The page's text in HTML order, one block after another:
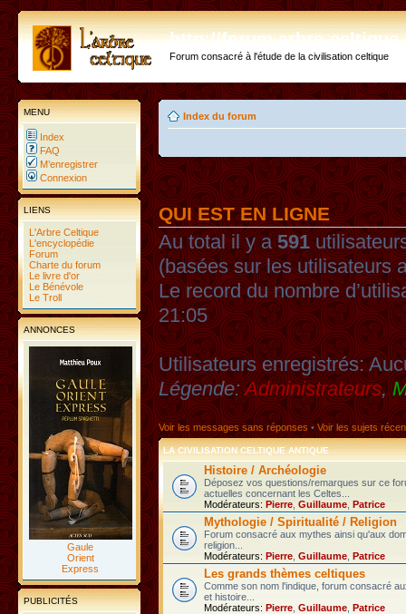
http://forum.arbre-
Forum consacré à l'étude de la civilisation celtique
MENU
Index
FAQ
M’enregistrer
Connexion
LIENS
L'Arbre Celtique
L'encyclopédie
Forum
Charte du forum
Le livre d'or
Le Bénévole
Le Troll
ANNONCES
Gaule
Orient
Express
PUBLICITÉS
Index du forum
QUI EST EN LIGNE
Au total il y a591
(basées sur les utilisateurs
Le record du nombre
21:05
Utilisateurs enregistrés:
Légende:Administrateurs,
Voir les messages sans réponses•Voir les sujets
LA CIVILISATION CELTIQUE ANTIQUE
Histoire / Archéologie
Déposez vos questions/remarques sur ce
actuelles concernant les Celtes...
Modérateurs: Pierre Guillaume Patrice
Mythologie / Spiritualité / Religion
Forum consacré aux mythes ainsi qu'aux
religion...
Modérateurs: Pierre Guillaume Patrice
Les grands thèmes celtiques
Comme son nom l'indique, forum consacré
et histoire...
Modérateurs: Pierre Guillaume Patrice